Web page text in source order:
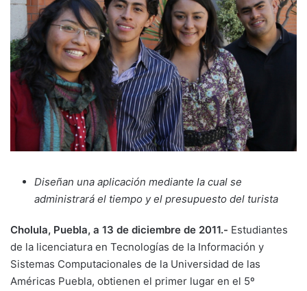
Diseñan una aplicación mediante la cual se
administrará el tiempo y el presupuesto del turista
Cholula, Puebla, a 13 de diciembre de 2011.- Estudiantes
de la licenciatura en Tecnologías de la Información y
Sistemas Computacionales de la Universidad de las
Américas Puebla, obtienen el primer lugar en el 5º